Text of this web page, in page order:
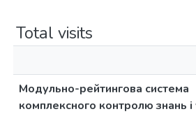
Total visits
Модульно-рейтингова система
комплексного контролю знань і